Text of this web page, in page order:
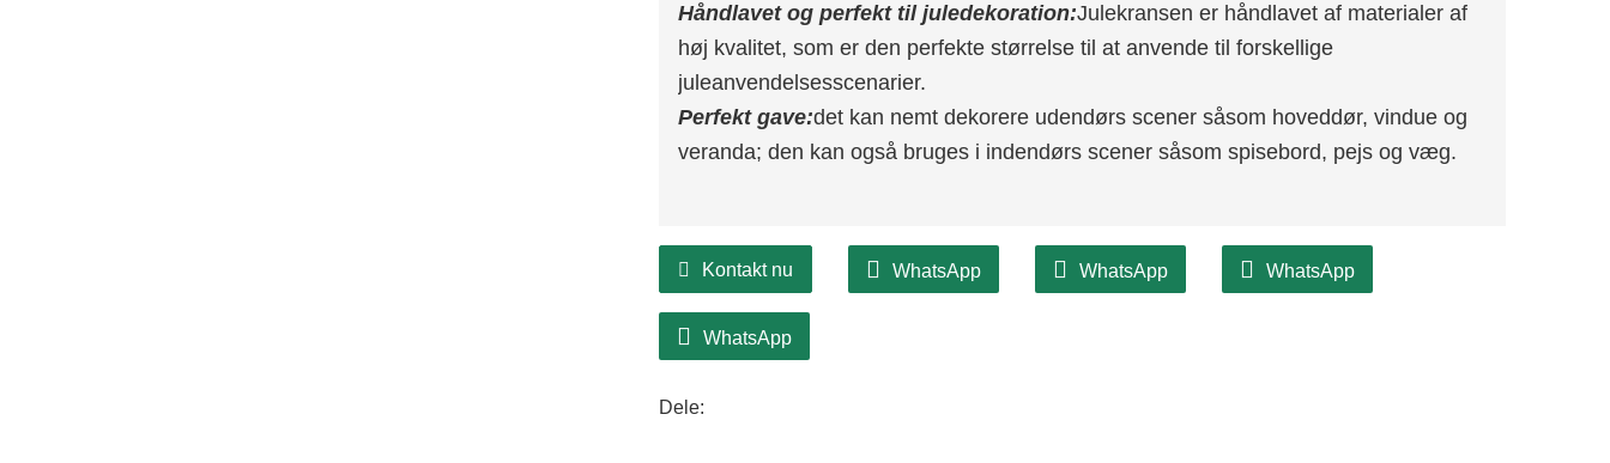
Håndlavet og perfekt til juledekoration:Julekransen er håndlavet af materialer af
høj kvalitet, som er den perfekte størrelse til at anvende til forskellige
juleanvendelsesscenarier.
Perfekt gave:det kan nemt dekorere udendørs scener såsom hoveddør, vindue og
veranda; den kan også bruges i indendørs scener såsom spisebord, pejs og væg.
Kontakt nu WhatsApp WhatsApp WhatsApp
WhatsApp
Dele: